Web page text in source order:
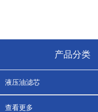
产品分类
液压油滤芯
查看更多